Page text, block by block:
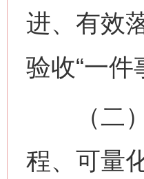
进、有效
验收“一
（二）
程、可量